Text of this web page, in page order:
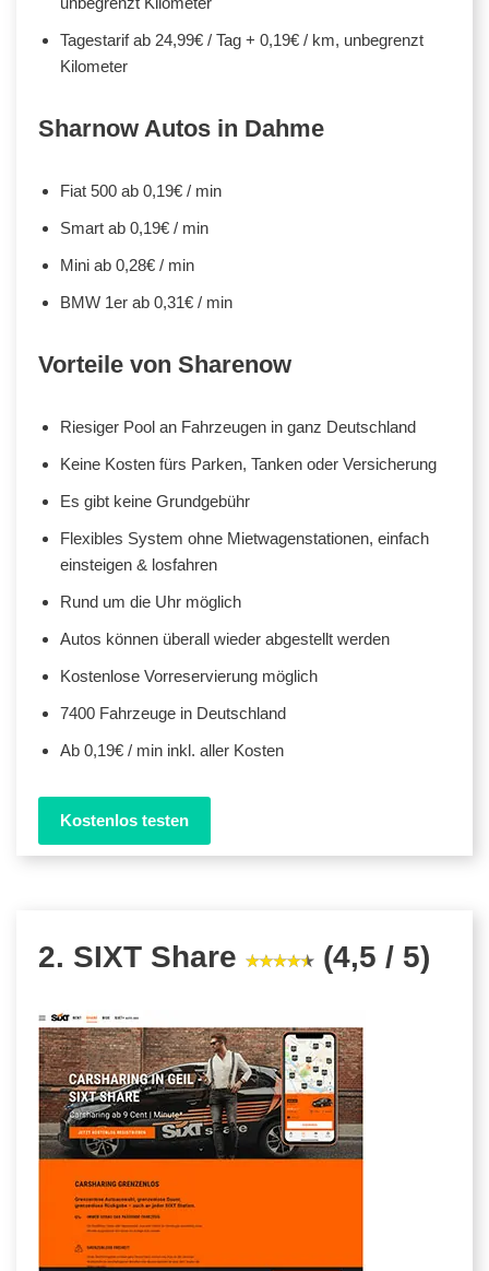
Tagestarif ab 24,99€ / Tag + 0,19€ / km, unbegrenzt
Kilometer
Sharnow Autos in Dahme
Fiat 500 ab 0,19€ / min
Smart ab 0,19€ / min
Mini ab 0,28€ / min
BMW 1er ab 0,31€ / min
Vorteile von Sharenow
Riesiger Pool an Fahrzeugen in ganz Deutschland
Keine Kosten fürs Parken, Tanken oder Versicherung
Es gibt keine Grundgebühr
Flexibles System ohne Mietwagenstationen, einfach
einsteigen & losfahren
Rund um die Uhr möglich
Autos können überall wieder abgestellt werden
Kostenlose Vorreservierung möglich
7400 Fahrzeuge in Deutschland
Ab 0,19€ / min inkl. aller Kosten
Kostenlos testen
2. SIXT Share (4,5 / 5)